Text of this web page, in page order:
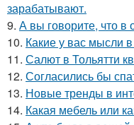
зарабатывают.
9. А вы говорите, что в
10. Какие у вас мысли
11. Салют в Тольятти
12. Согласились бы
13. Новые тренды в
14. Какая мебель или